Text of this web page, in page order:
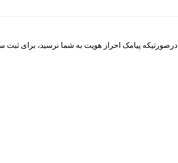
درصورتیکه پیامک احراز هویت به شما نرسید، برای ثبت